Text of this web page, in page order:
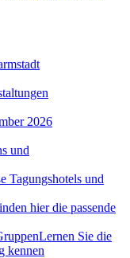
2026
und
Tagungshotels und
hier die passende
Lernen Sie die
kennen